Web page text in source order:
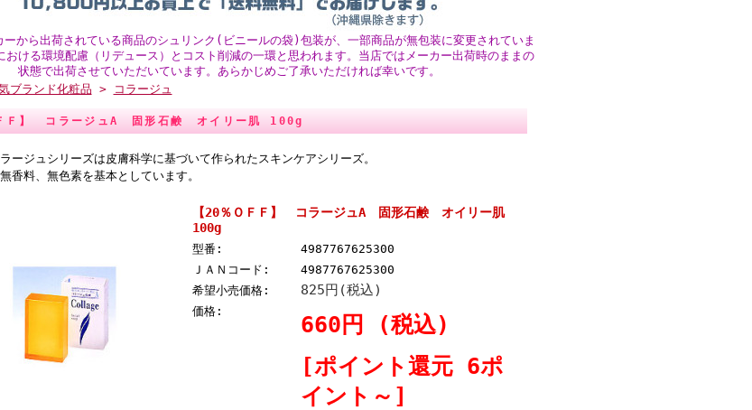
ーから出荷されている商品のシュリンク(ビニールの袋)包装が、一部商品が無包装に変更されていま
おける環境配慮（リデュース）とコスト削減の一環と思われます。当店ではメーカー出荷時のままの
状態で出荷させていただいています。あらかじめご了承いただければ幸いです。
ブランド化粧品 > コラージュ
Ｆ】 コラージュA 固形石鹸 オイリー肌 100g
ージュシリーズは皮膚科学に基づいて作られたスキンケアシリーズ。
香料、無色素を基本としています。
【20％ＯＦＦ】 コラージュA 固形石鹸 オイリー肌
100g
型番:
4987767625300
ＪＡＮコード:
4987767625300
希望小売価格:
825円(税込)
価格:
660円 (税込)
[ポイント還元 6ポ
イント～]